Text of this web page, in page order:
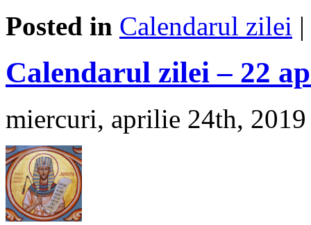
Posted in Calendarul zilei |
Calendarul zilei – 22
miercuri, aprilie 24th, 2019